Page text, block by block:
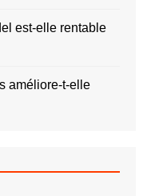
est-elle rentable
améliore-t-elle